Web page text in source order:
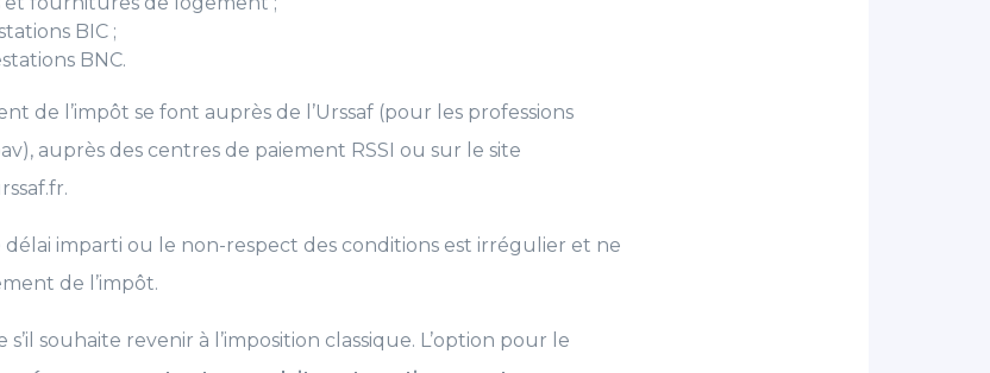
BIC ;
BNC.
de l’impôt se font auprès de l’Urssaf (pour les professions
auprès des centres de paiement RSSI ou sur le site
délai imparti ou le non-respect des conditions est irrégulier et ne
de l’impôt.
souhaite revenir à l’imposition classique. L’option pour le